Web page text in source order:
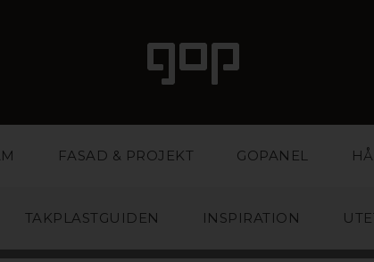
FASAD & PROJEKT GOPANEL
TAKPLASTGUIDEN INSPIRATION